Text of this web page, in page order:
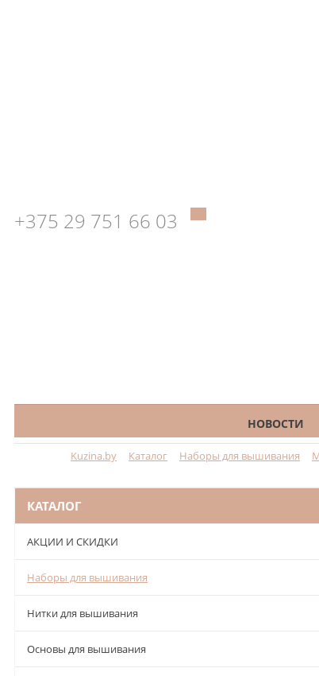
+375 29 751 66 03
НОВОСТИ
Kuzina.by Каталог Наборы для вышивания
КАТАЛОГ
АКЦИИ И СКИДКИ
Наборы для вышивания
Нитки для вышивания
Основы для вышивания